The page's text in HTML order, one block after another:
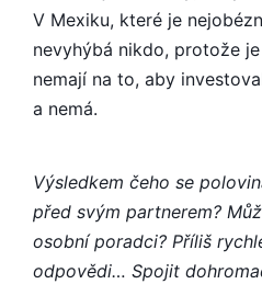
V Mexiku, které je
nevyhýbá nikdo, protože
nemají na to, aby
a nemá.
Výsledkem čeho se
před svým partnerem?
osobní poradci? Příliš
odpovědi… Spojit